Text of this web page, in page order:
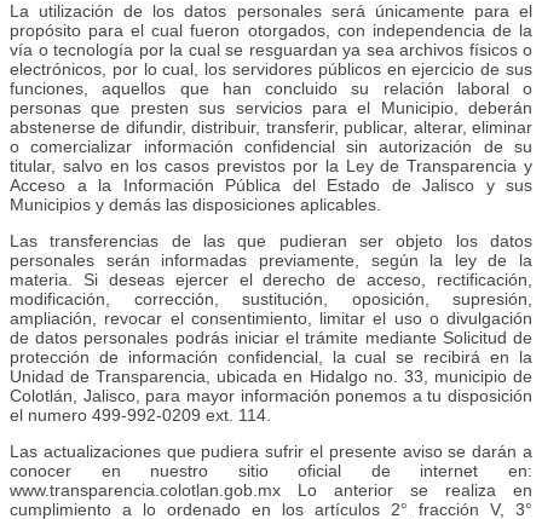
La utilización de los datos personales será únicamente para el
propósito para el cual fueron otorgados, con independencia de la
vía o tecnología por la cual se resguardan ya sea archivos físicos o
electrónicos, por lo cual, los servidores públicos en ejercicio de sus
funciones, aquellos que han concluido su relación laboral o
personas que presten sus servicios para el Municipio, deberán
abstenerse de difundir, distribuir, transferir, publicar, alterar, eliminar
o comercializar información confidencial sin autorización de su
titular, salvo en los casos previstos por la Ley de Transparencia y
Acceso a la Información Pública del Estado de Jalisco y sus
Municipios y demás las disposiciones aplicables.
Las transferencias de las que pudieran ser objeto los datos
personales serán informadas previamente, según la ley de la
materia. Si deseas ejercer el derecho de acceso, rectificación,
modificación, corrección, sustitución, oposición, supresión,
ampliación, revocar el consentimiento, limitar el uso o divulgación
de datos personales podrás iniciar el trámite mediante Solicitud de
protección de información confidencial, la cual se recibirá en la
Unidad de Transparencia, ubicada en Hidalgo no. 33, municipio de
Colotlán, Jalisco, para mayor información ponemos a tu disposición
el numero 499-992-0209 ext. 114.
Las actualizaciones que pudiera sufrir el presente aviso se darán a
conocer en nuestro sitio oficial de internet en:
www.transparencia.colotlan.gob.mx Lo anterior se realiza en
cumplimiento a lo ordenado en los artículos 2° fracción V, 3°